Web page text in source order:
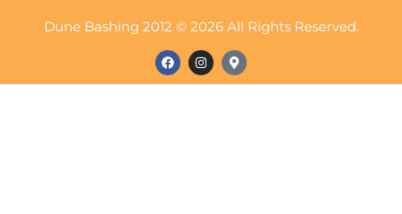
Dune Bashing 2012 © 2026 All Rights Reserved.